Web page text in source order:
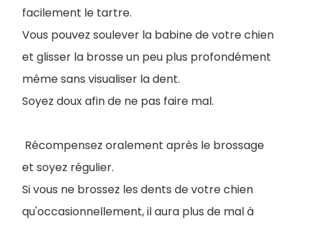
facilement le tartre.
Vous pouvez soulever la babine de votre chien
et glisser la brosse un peu plus profondément
même sans visualiser la dent.
Soyez doux afin de ne pas faire mal.
Récompensez oralement après le brossage
et soyez régulier.
Si vous ne brossez les dents de votre chien
qu'occasionnellement, il aura plus de mal à